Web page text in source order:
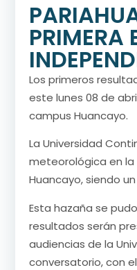
PRIMERA
Los primeros
este lunes 08 de
campus Huancayo.
La Universidad
meteorológica en la
Huancayo, siendo
Esta hazaña se
resultados serán
audiencias de la
conversatorio, con